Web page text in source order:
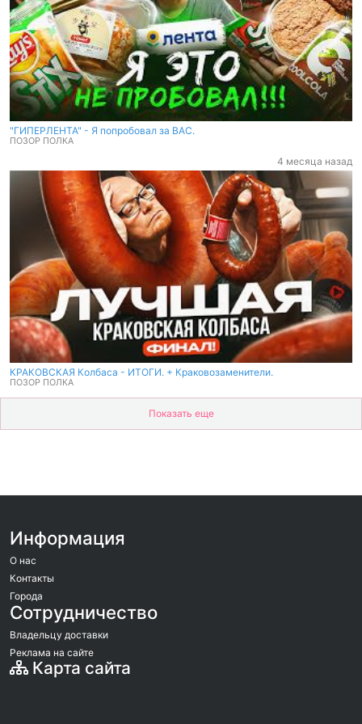
"ГИПЕРЛЕНТА" - Я попробовал за ВАС.
ПОЗОР ПОЛКА
4 месяца назад
КРАКОВСКАЯ Колбаса - ИТОГИ. + Краковозаменители.
ПОЗОР ПОЛКА
Показать еще
Информация
О нас
Контакты
Города
Сотрудничество
Владельцу доставки
Реклама на сайте
Карта сайта